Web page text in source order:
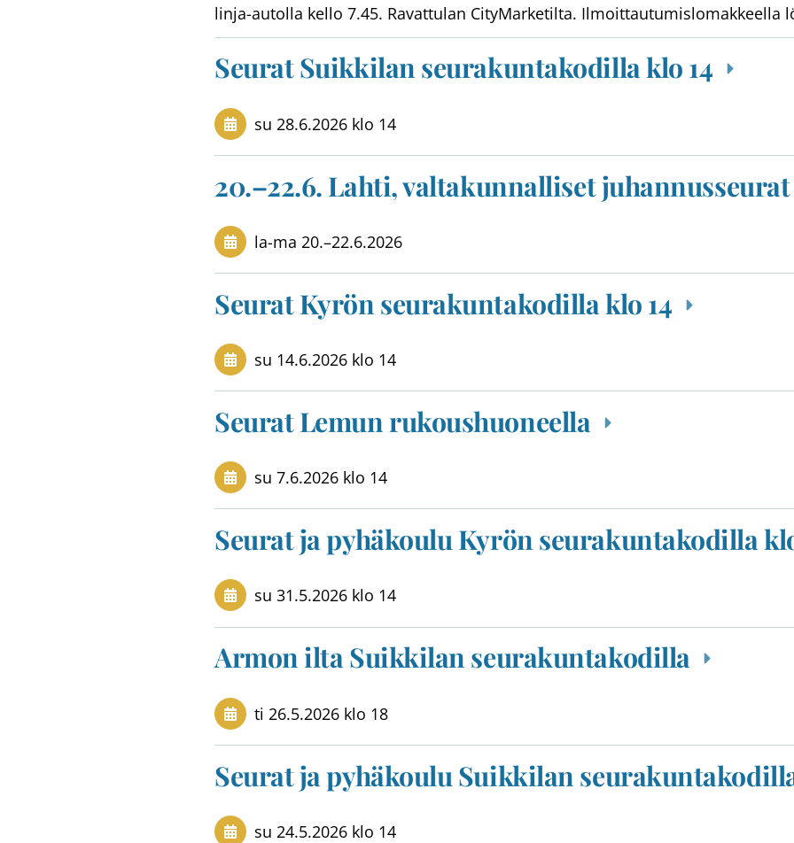
linja-autolla kello 7.45. Ravattulan CityMarketilta. Ilmoittautumislomakkeella
Seurat Suikkilan seurakuntakodilla klo 14
su 28.6.2026 klo 14
20.–22.6. Lahti, valtakunnalliset
la-ma 20.–22.6.2026
Seurat Kyrön seurakuntakodilla klo 14
su 14.6.2026 klo 14
Seurat Lemun rukoushuoneella
su 7.6.2026 klo 14
Seurat ja pyhäkoulu Kyrön seurakuntakodilla
su 31.5.2026 klo 14
Armon ilta Suikkilan seurakuntakodilla
ti 26.5.2026 klo 18
Seurat ja pyhäkoulu Suikkilan
su 24.5.2026 klo 14